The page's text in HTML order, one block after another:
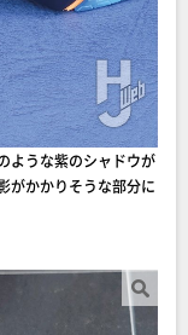
ような紫のシャドウが
がかかりそうな部分に